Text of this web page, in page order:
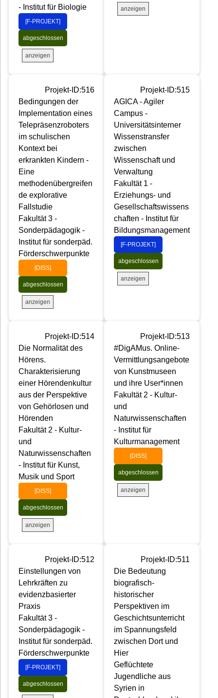
- Institut für Biologie
[F-PROJEKT]
abgeschlossen
anzeigen
anzeigen
Projekt-ID:516
Bedingungen der
Implementation eines
Telepräsenzroboters
im schulischen
Kontext bei
erkrankten Kindern -
Eine
methodenübergreifen
de explorative
Fallstudie
Fakultät 3 -
Sonderpädagogik -
Institut für sonderpäd.
Förderschwerpunkte
[DISS]
abgeschlossen
anzeigen
Projekt-ID:515
AGICA - Agiler
Campus -
Universitätsinterner
Wissenstransfer
zwischen
Wissenschaft und
Verwaltung
Fakultät 1 -
Erziehungs- und
Gesellschaftswissens
chaften - Institut für
Bildungsmanagement
[F-PROJEKT]
abgeschlossen
anzeigen
Projekt-ID:514
Die Normalität des
Hörens.
Charakterisierung
einer Hörendenkultur
aus der Perspektive
von Gehörlosen und
Hörenden
Fakultät 2 - Kultur-
und
Naturwissenschaften
- Institut für Kunst,
Musik und Sport
[DISS]
abgeschlossen
anzeigen
Projekt-ID:513
#DigAMus. Online-
Vermittlungsangebote
von Kunstmuseen
und ihre User*innen
Fakultät 2 - Kultur-
und
Naturwissenschaften
- Institut für
Kulturmanagement
[DISS]
abgeschlossen
anzeigen
Projekt-ID:512
Einstellungen von
Lehrkräften zu
evidenzbasierter
Praxis
Fakultät 3 -
Sonderpädagogik -
Institut für sonderpäd.
Förderschwerpunkte
[F-PROJEKT]
abgeschlossen
Projekt-ID:511
Die Bedeutung
biografisch-
historischer
Perspektiven im
Geschichtsunterricht
im Spannungsfeld
zwischen Dort und
Hier
Geflüchtete
Jugendliche aus
Syrien in